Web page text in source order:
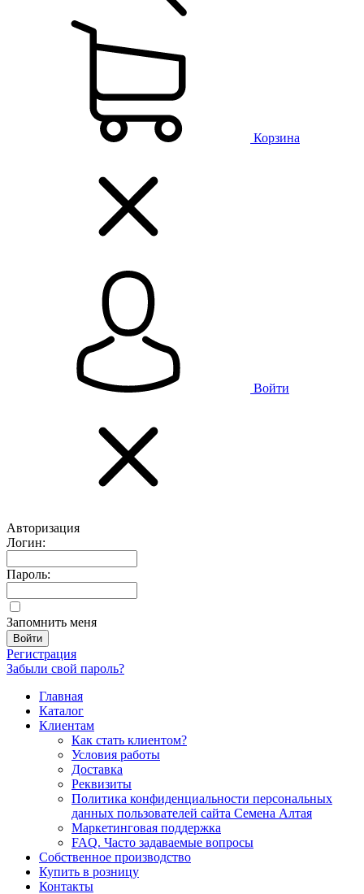
Корзина
Войти
Авторизация
Логин:
Пароль:
Запомнить меня
Регистрация
Забыли свой пароль?
Главная
Каталог
Клиентам
Как стать клиентом?
Условия работы
Доставка
Реквизиты
Политика конфиденциальности персональных
данных пользователей сайта Семена Алтая
Маркетинговая поддержка
FAQ. Часто задаваемые вопросы
Собственное производство
Купить в розницу
Контакты